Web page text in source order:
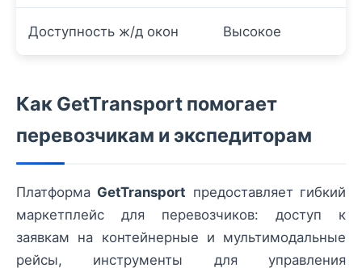
Доступность ж/д окон Высокое
Как GetTransport помогает
перевозчикам и экспедиторам
Платформа GetTransport предоставляет гибкий
маркетплейс для перевозчиков: доступ к
заявкам на контейнерные и мультимодальные
рейсы, инструменты для управления